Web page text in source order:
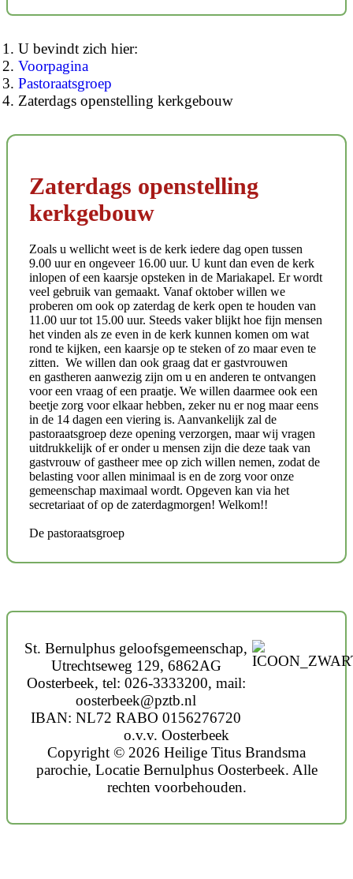
U bevindt zich hier:
Voorpagina
Pastoraatsgroep
Zaterdags openstelling kerkgebouw
Zaterdags openstelling
kerkgebouw
Zoals u wellicht weet is de kerk iedere dag open tussen
9.00 uur en ongeveer 16.00 uur. U kunt dan even de kerk
inlopen of een kaarsje opsteken in de Mariakapel. Er wordt
veel gebruik van gemaakt. Vanaf oktober willen we
proberen om ook op zaterdag de kerk open te houden van
11.00 uur tot 15.00 uur. Steeds vaker blijkt hoe fijn mensen
het vinden als ze even in de kerk kunnen komen om wat
rond te kijken, een kaarsje op te steken of zo maar even te
zitten. We willen dan ook graag dat er gastvrouwen
en gastheren aanwezig zijn om u en anderen te ontvangen
voor een vraag of een praatje. We willen daarmee ook een
beetje zorg voor elkaar hebben, zeker nu er nog maar eens
in de 14 dagen een viering is. Aanvankelijk zal de
pastoraatsgroep deze opening verzorgen, maar wij vragen
uitdrukkelijk of er onder u mensen zijn die deze taak van
gastvrouw of gastheer mee op zich willen nemen, zodat de
belasting voor allen minimaal is en de zorg voor onze
gemeenschap maximaal wordt. Opgeven kan via het
secretariaat of op de zaterdagmorgen! Welkom!!
De pastoraatsgroep
St. Bernulphus geloofsgemeenschap,
Utrechtseweg 129, 6862AG
Oosterbeek, tel: 026-3333200, mail:
oosterbeek@pztb.nl
IBAN: NL72 RABO 0156276720
o.v.v. Oosterbeek
Copyright © 2026 Heilige Titus Brandsma
parochie, Locatie Bernulphus Oosterbeek. Alle
rechten voorbehouden.